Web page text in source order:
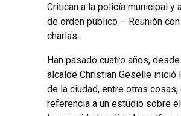
Critican a la policía municipal y
de orden público – Reunión
charlas.
Han pasado cuatro años,
alcalde Christian Geselle inició
de la ciudad, entre otras cosas,
referencia a un estudio sobre